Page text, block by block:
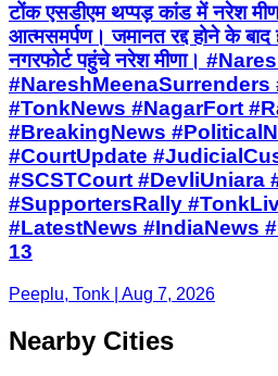
टोंक एसडीएम थप्पड़ कांड में नरेश
आत्मसमर्पण। जमानत रद्द होने के
नगरफोर्ट पहुंचे नरेश मीणा।
#NareshMeenaSurrenders
#TonkNews #NagarFort
#BreakingNews
#CourtUpdate
#SCSTCourt #DevliUniara
#SupportersRally
#LatestNews #IndiaNews
13
Peeplu, Tonk | Aug 7, 2026
Nearby Cities